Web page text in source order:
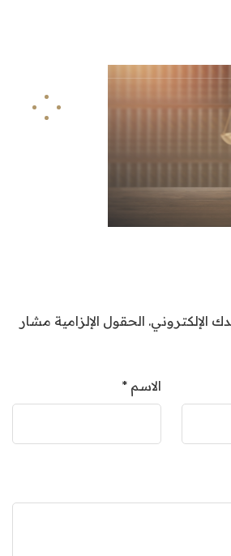
الإلكتروني. الحقول الإلزامية مشار
الاسم *